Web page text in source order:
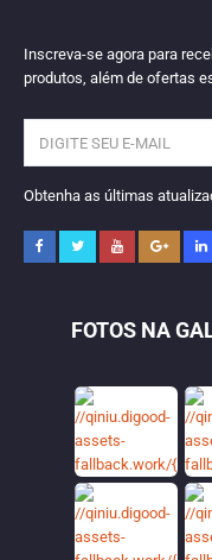
Inscreva-se agora para
produtos, além de ofertas
Obtenha as últimas
FOTOS NA